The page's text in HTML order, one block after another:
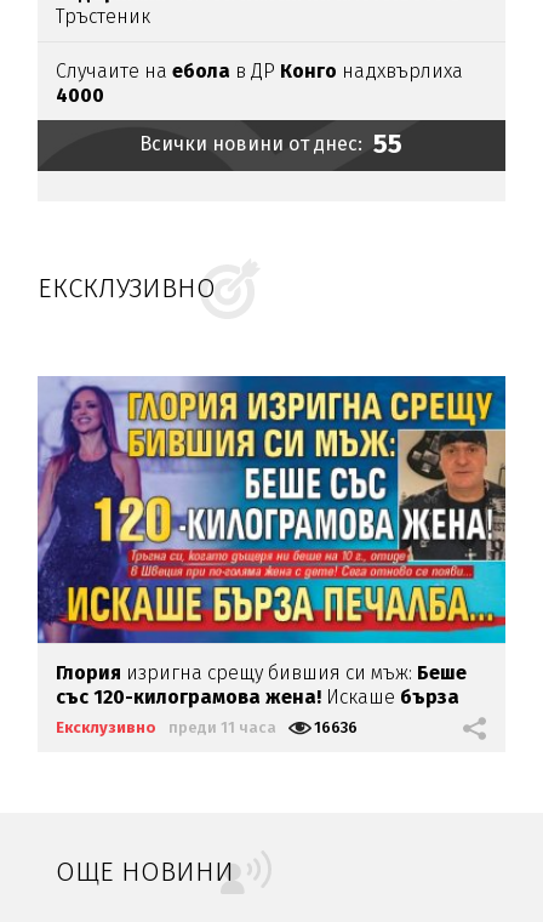
Тръстеник
Случаите наебола в ДР Конго надхвърлиха
4000
Всички новини от днес: 55
ЕКСКЛУЗИВНО
Глория изригна срещу бившия си мъж: Беше
със 120-килограмова жена! Искаше бърза
печалба...
Ексклузивно преди 11 часа 16636
ОЩЕ НОВИНИ